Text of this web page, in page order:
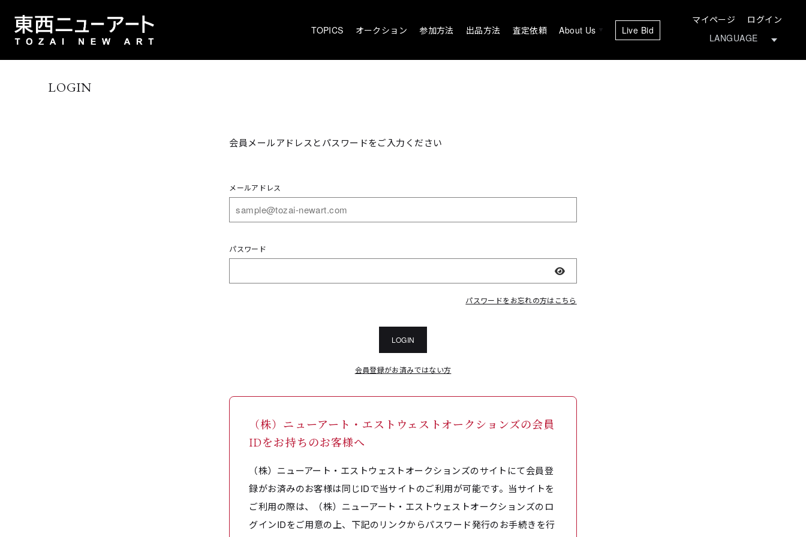
TOPICS オークション 参加方法 出品方法 査定依頼 About Us Live Bid
マイページ ログイン
LOGIN
会員メールアドレスとパスワードをご入力ください
メールアドレス
パスワード
表示
パスワードをお忘れの方はこちら
LOGIN
会員登録がお済みではない方
（株）ニューアート・エストウェストオークションズの会員
IDをお持ちのお客様へ
（株）ニューアート・エストウェストオークションズのサイトにて会員登
録がお済みのお客様は同じIDで当サイトのご利用が可能です。当サイトを
ご利用の際は、（株）ニューアート・エストウェストオークションズのロ
グインIDをご用意の上、下記のリンクからパスワード発行のお手続きを行